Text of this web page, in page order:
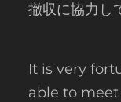
撤収に協力し
It is very
able to